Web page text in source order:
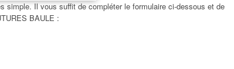
simple. Il vous suffit de compléter le formulaire ci-dessous et de
BAULE :